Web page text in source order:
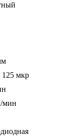
мкр
мин